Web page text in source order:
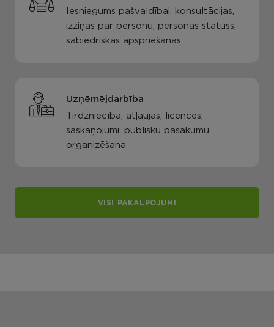
Iesniegums pašvaldībai, konsultācijas,
izziņas par personu, personas statuss,
sabiedriskās apspriešanas
Uzņēmējdarbība
Tirdzniecība, atļaujas, licences,
saskaņojumi, publisku pasākumu
organizēšana
VISI PAKALPOJUMI